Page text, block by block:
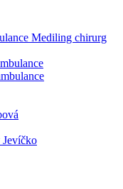
Mediling chirurg
Jevíčko